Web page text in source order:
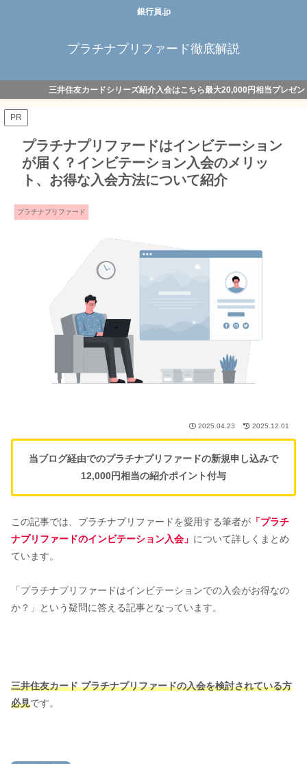
銀行員.jp
プラチナプリファード徹底解説
三井住友カードシリーズ紹介入会はこちら最大20,000円相当プレゼン
PR
プラチナプリファードはインビテーション
が届く？インビテーション入会のメリッ
ト、お得な入会方法について紹介
プラチナプリファード
2025.04.23 2025.12.01
当ブログ経由でのプラチナプリファードの新規申し込みで
12,000円相当の紹介ポイント付与
この記事では、プラチナプリファードを愛用する筆者が 「プラチ
ナプリファードのインビテーション入会」 について詳しくまとめ
ています。
「プラチナプリファードはインビテーションでの入会がお得なの
か？」という疑問に答える記事となっています。
三井住友カード プラチナプリファードの入会を検討されている方
必見です。